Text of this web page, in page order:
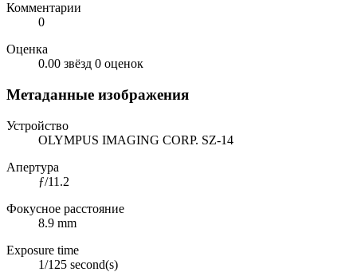
Комментарии
0
Оценка
0.00 звёзд 0 оценок
Метаданные изображения
Устройство
OLYMPUS IMAGING CORP. SZ-14
Апертура
ƒ/11.2
Фокусное расстояние
8.9 mm
Exposure time
1/125 second(s)